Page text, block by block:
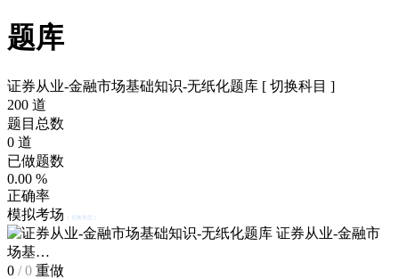
题库
证券从业-金融市场基础知识-无纸化题库 [ 切换科目 ]
200 道
题目总数
0 道
已做题数
0.00 %
正确率
模拟考场
[ 切换类型 ]
证券从业-金融市
场基…
0 /0 重做